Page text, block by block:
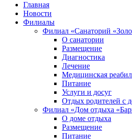
Главная
Новости
Филиалы
Филиал «Санаторий
О санатории
Размещение
Диагностика
Лечение
Медицинская
Питание
Услуги и досуг
Отдых родителей с
Филиал «Дом отдыха
О доме отдыха
Размещение
Питание